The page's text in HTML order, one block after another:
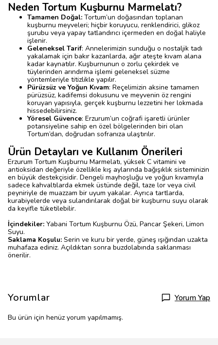
Neden Tortum Kuşburnu Marmelatı?
Tamamen Doğal: Tortum’un doğasından toplanan
kuşburnu meyveleri; hiçbir koruyucu, renklendirici, glikoz
şurubu veya yapay tatlandırıcı içermeden en doğal haliyle
işlenir.
Geleneksel Tarif: Annelerimizin sunduğu o nostaljik tadı
yakalamak için bakır kazanlarda, ağır ateşte kıvam alana
kadar kaynatılır. Kuşburnunun o zorlu çekirdek ve
tüylerinden arındırma işlemi geleneksel süzme
yöntemleriyle titizlikle yapılır.
Pürüzsüz ve Yoğun Kıvam: Reçelimizin aksine tamamen
pürüzsüz, kadifemsi dokusunu ve meyvenin öz rengini
koruyan yapısıyla, gerçek kuşburnu lezzetini her lokmada
hissedebilirsiniz.
Yöresel Güvence: Erzurum’un coğrafi işaretli ürünler
potansiyeline sahip en özel bölgelerinden biri olan
Tortum’dan, doğrudan sofranıza ulaştırılır.
Ürün Detayları ve Kullanım Önerileri
Erzurum Tortum Kuşburnu Marmelatı, yüksek C vitamini ve
antioksidan değeriyle özellikle kış aylarında bağışıklık sisteminizin
en büyük destekçisidir. Dengeli mayhoşluğu ve yoğun kıvamıyla
sadece kahvaltılarda ekmek üstünde değil, taze lor veya civil
peyniriyle de muazzam bir uyum yakalar. Ayrıca tartlarda,
kurabiyelerde veya sulandırılarak doğal bir kuşburnu suyu olarak
da keyifle tüketilebilir.
İçindekiler: Yabani Tortum Kuşburnu Özü, Pancar Şekeri, Limon
Suyu.
Saklama Koşulu: Serin ve kuru bir yerde, güneş ışığından uzakta
muhafaza ediniz. Açıldıktan sonra buzdolabında saklanması
önerilir.
Yorumlar Yorum Yap
Bu ürün için henüz yorum yapılmamış.